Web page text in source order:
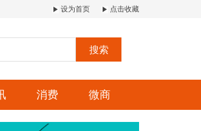
设为首页 点击收藏
搜索
消费 微商